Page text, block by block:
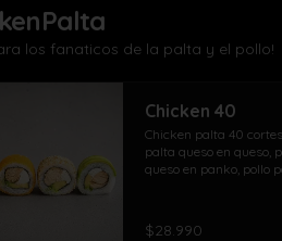
los fanaticos de la palta y el pollo!
Chicken 40
Chicken palta 40
palta queso en queso,
queso en panko, pollo
$28.990